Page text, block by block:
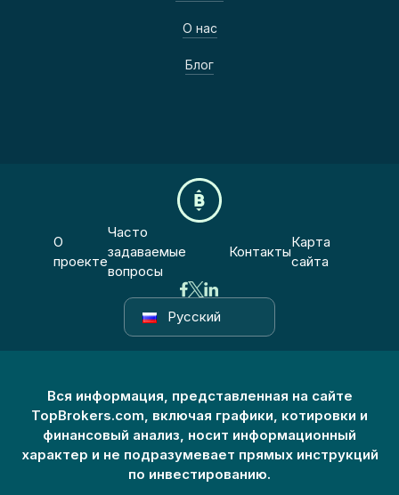
О нас
Блог
О
проекте
Часто
задаваемые
вопросы
Контакты
Карта
сайта
Русский
Вся информация, представленная на сайте
TopBrokers.com, включая графики, котировки и
финансовый анализ, носит информационный
характер и не подразумевает прямых инструкций
по инвестированию.